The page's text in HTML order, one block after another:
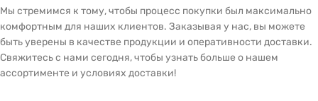
Мы стремимся к тому, чтобы процесс покупки был максимально
комфортным для наших клиентов. Заказывая у нас, вы можете
быть уверены в качестве продукции и оперативности доставки.
Свяжитесь с нами сегодня, чтобы узнать больше о нашем
ассортименте и условиях доставки!